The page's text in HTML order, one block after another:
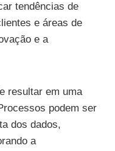
tendências de
e áreas de
e a
resultar em uma
podem ser
dos dados,
a